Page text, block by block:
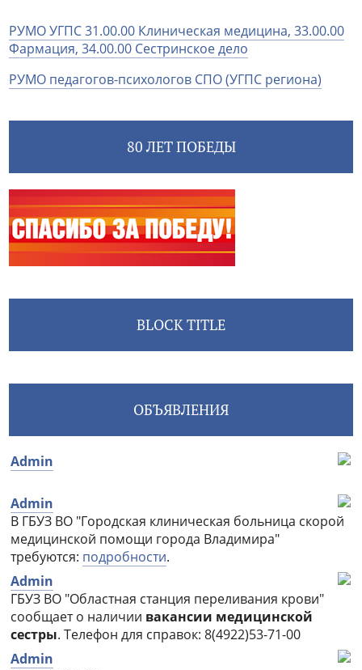
РУМО УГПС 31.00.00 Клиническая медицина, 33.00.00
Фармация, 34.00.00 Сестринское дело
РУМО педагогов-психологов СПО (УГПС региона)
80 ЛЕТ ПОБЕДЫ
BLOCK TITLE
ОБЪЯВЛЕНИЯ